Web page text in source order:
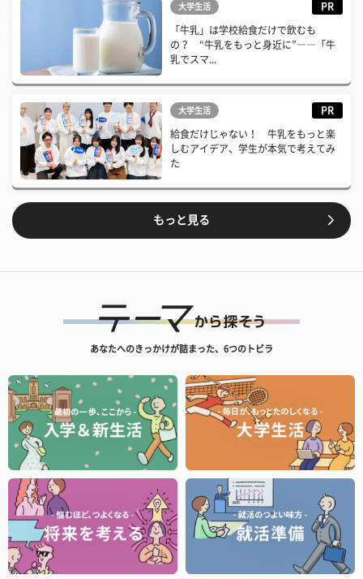
大学生活 PR
「牛乳」は学校給食だけで飲むも
の？ “牛乳をもっと身近に”――「牛
乳でスマ...
大学生活 PR
給食だけじゃない！ 牛乳をもっと楽
しむアイデア、学生が本気で考えてみ
た
もっと見る
あなたへのきっかけが詰まった、6つのトビラ